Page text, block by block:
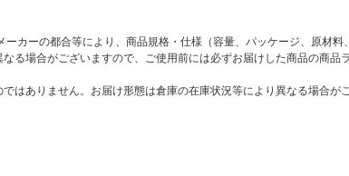
カーの都合等により、商品規格・仕様（容量、パッケージ、原材料
る場合がございますので、ご使用前には必ずお届けした商品の商品
はありません。お届け形態は倉庫の在庫状況等により異なる場合が